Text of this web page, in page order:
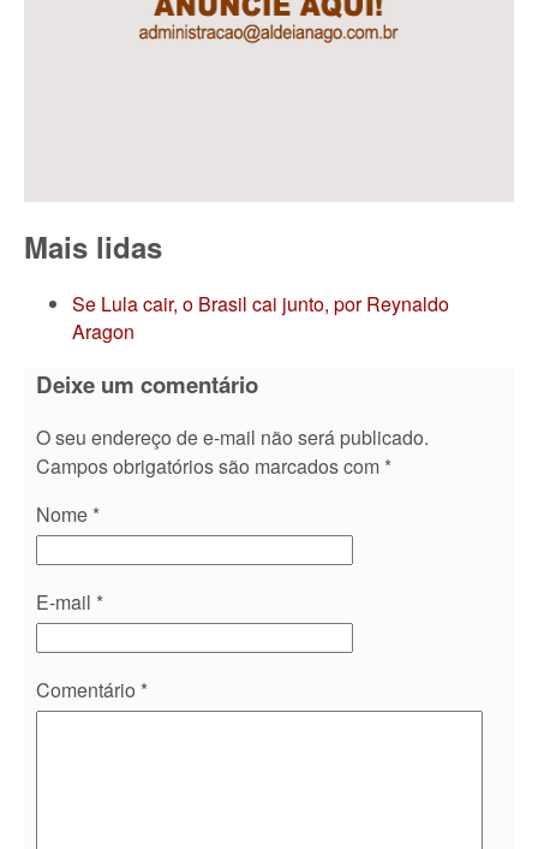
Mais lidas
Se Lula cair, o Brasil cai junto, por Reynaldo
Aragon
Deixe um comentário
O seu endereço de e-mail não será publicado.
Campos obrigatórios são marcados com *
Nome *
E-mail *
Comentário *